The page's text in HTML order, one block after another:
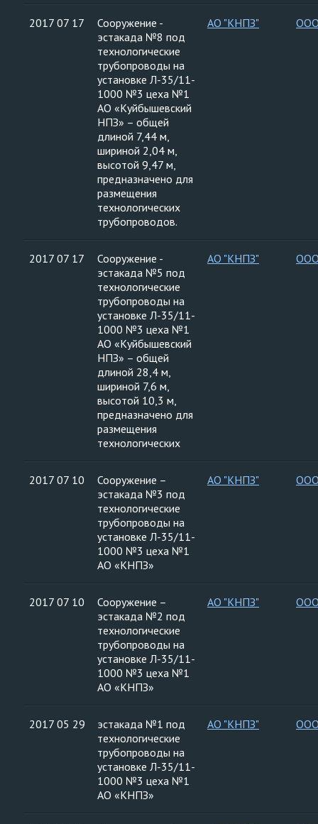
2017 07 17
Сооружение -
эстакада №8 под
технологические
трубопроводы на
установке Л-35/11-
1000 №3 цеха №1
АО «Куйбышевский
НПЗ» – общей
длиной 7,44 м,
шириной 2,04 м,
высотой 9,47 м,
предназначено для
размещения
технологических
трубопроводов.
АО "КНПЗ"
2017 07 17
Сооружение -
эстакада №5 под
технологические
трубопроводы на
установке Л-35/11-
1000 №3 цеха №1
АО «Куйбышевский
НПЗ» – общей
длиной 28,4 м,
шириной 7,6 м,
высотой 10,3 м,
предназначено для
размещения
технологических
АО "КНПЗ"
2017 07 10
Сооружение –
эстакада №3 под
технологические
трубопроводы на
установке Л-35/11-
1000 №3 цеха №1
АО «КНПЗ»
АО "КНПЗ"
2017 07 10
Сооружение –
эстакада №2 под
технологические
трубопроводы на
установке Л-35/11-
1000 №3 цеха №1
АО «КНПЗ»
АО "КНПЗ"
2017 05 29
эстакада №1 под
технологические
трубопроводы на
установке Л-35/11-
1000 №3 цеха №1
АО «КНПЗ»
АО "КНПЗ"